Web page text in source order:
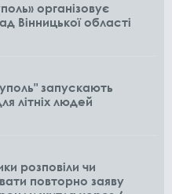
організовує
Вінницької області
запускають
літніх людей
розповіли чи
повторно заяву